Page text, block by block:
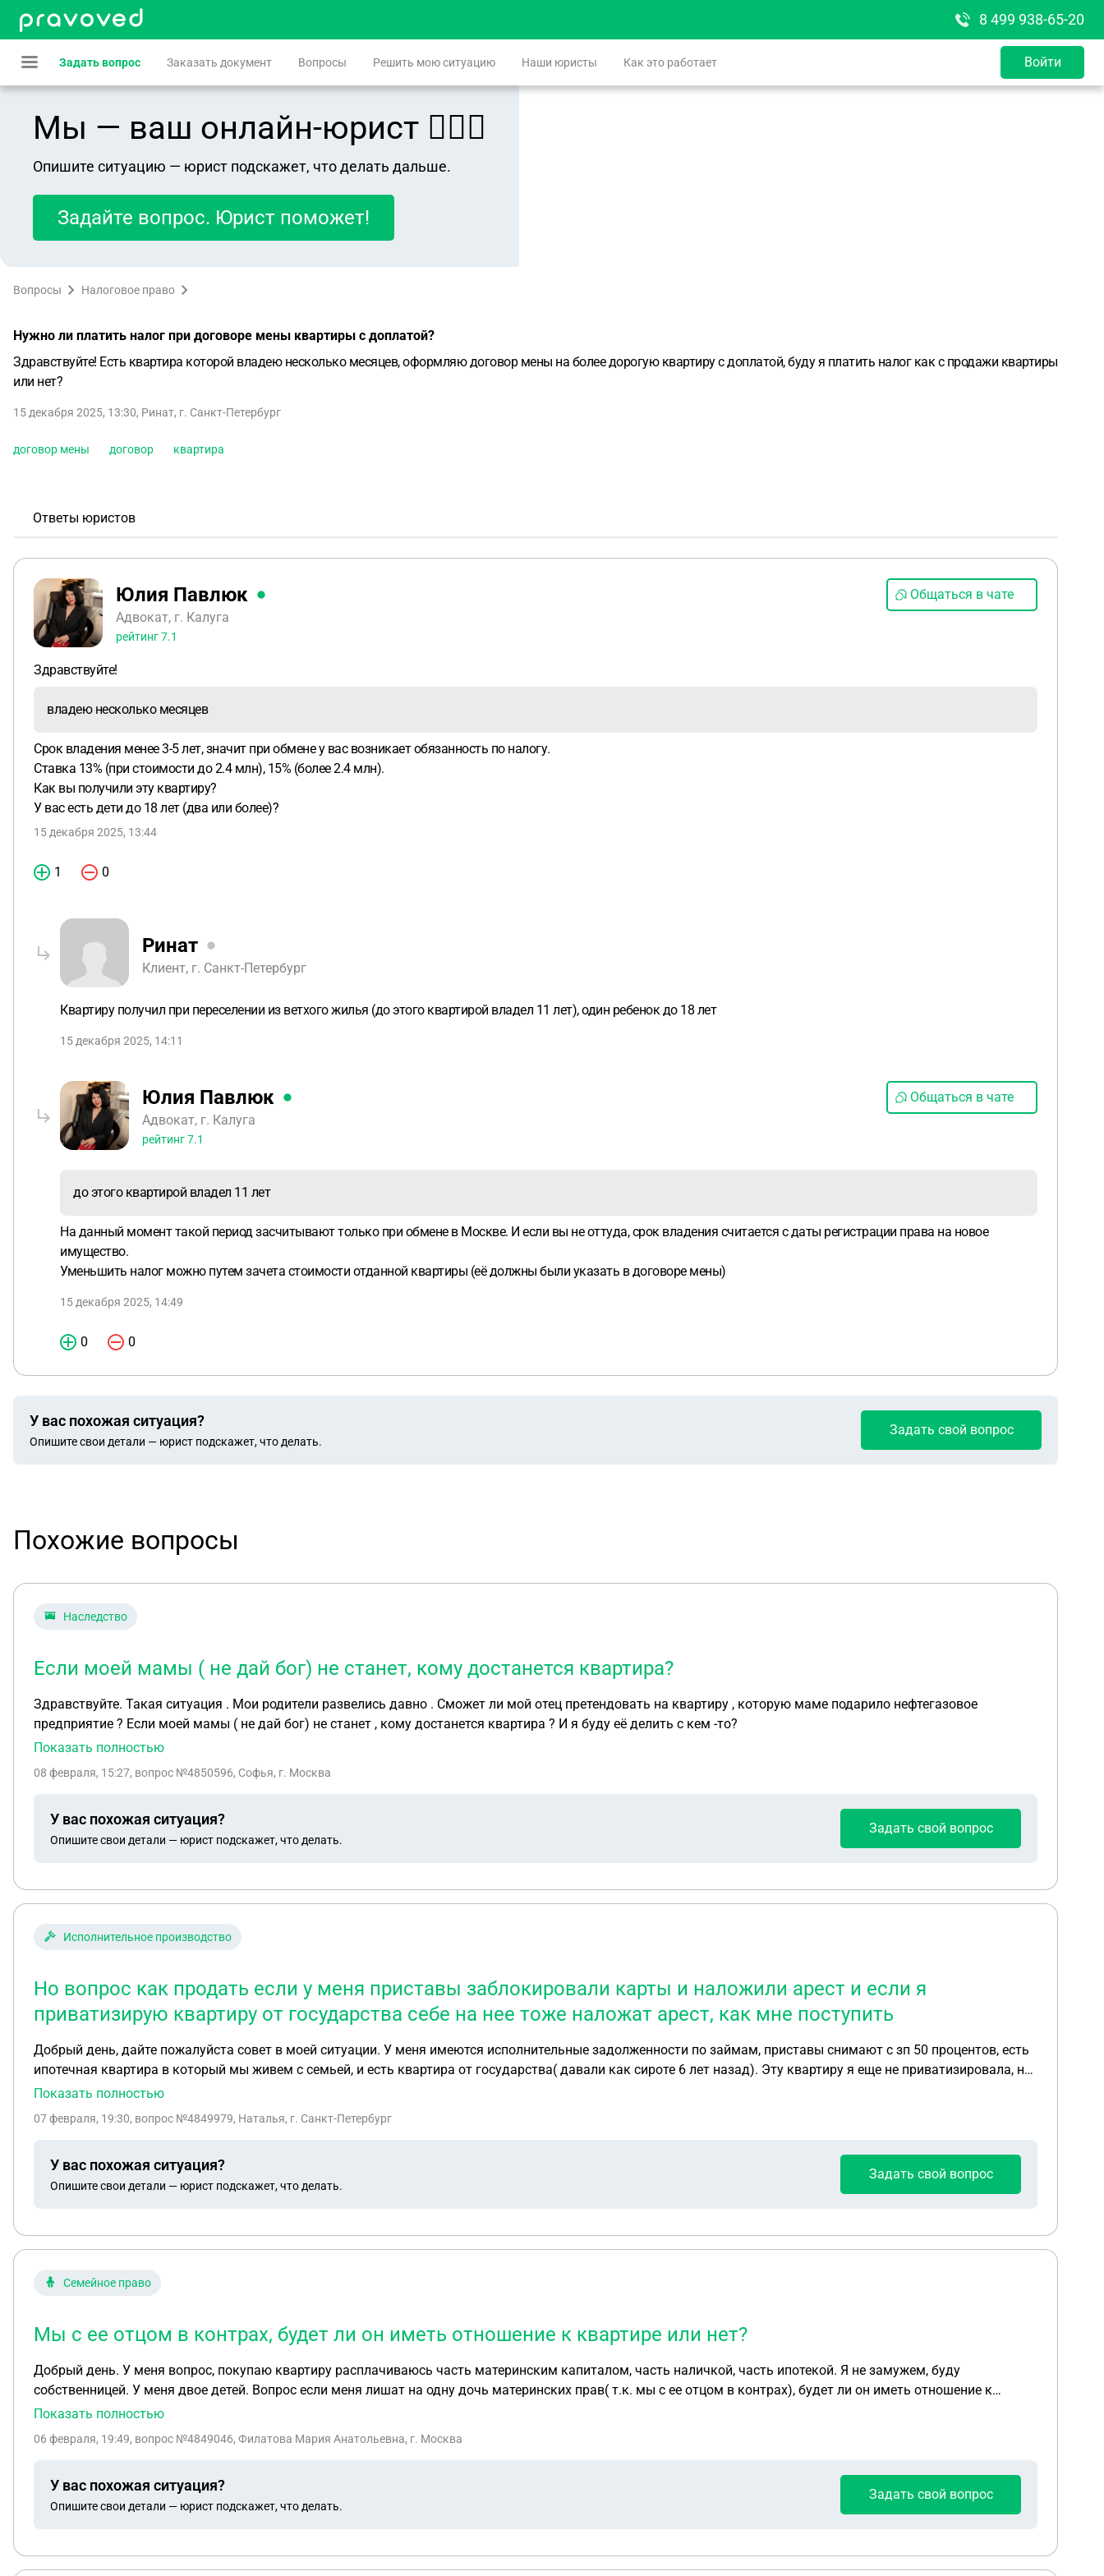
8 499 938-65-20
Задать вопрос Заказать документ Вопросы Решить мою ситуацию Наши юристы Как это работает Войти
Мы — ваш онлайн-юрист 👨🏻‍⚖️
Опишите ситуацию — юрист подскажет, что делать дальше.
Задайте вопрос. Юрист поможет!
Вопросы Налоговое право
Нужно ли платить налог при договоре мены квартиры с доплатой?
Здравствуйте! Есть квартира которой владею несколько месяцев, оформляю договор мены на более дорогую квартиру с доплатой, буду я платить налог как с продажи квартиры
или нет?
15 декабря 2025, 13:30, Ринат, г. Санкт-Петербург
договор мены договор квартира
Ответы юристов
Юлия Павлюк
Адвокат, г. Калуга
рейтинг7.1
Общаться в чате
Здравствуйте!
владею несколько месяцев
Срок владения менее 3-5 лет, значит при обмене у вас возникает обязанность по налогу.
Ставка 13% (при стоимости до 2.4 млн), 15% (более 2.4 млн).
Как вы получили эту квартиру?
У вас есть дети до 18 лет (два или более)?
15 декабря 2025, 13:44
1 0
Ринат
Клиент, г. Санкт-Петербург
Квартиру получил при переселении из ветхого жилья (до этого квартирой владел 11 лет), один ребенок до 18 лет
15 декабря 2025, 14:11
Юлия Павлюк
Адвокат, г. Калуга
рейтинг7.1
Общаться в чате
до этого квартирой владел 11 лет
На данный момент такой период засчитывают только при обмене в Москве. И если вы не оттуда, срок владения считается с даты регистрации права на новое
имущество.
Уменьшить налог можно путем зачета стоимости отданной квартиры (её должны были указать в договоре мены)
15 декабря 2025, 14:49
0 0
У вас похожая ситуация?
Опишите свои детали — юрист подскажет, что делать.
Задать свой вопрос
Похожие вопросы
Наследство
Если моей мамы ( не дай бог) не станет, кому достанется квартира?
Здравствуйте. Такая ситуация . Мои родители развелись давно . Сможет ли мой отец претендовать на квартиру , которую маме подарило нефтегазовое
предприятие ? Если моей мамы ( не дай бог) не станет , кому достанется квартира ? И я буду её делить с кем -то?
Показать полностью
08 февраля, 15:27, вопрос №4850596, Софья, г. Москва
У вас похожая ситуация?
Опишите свои детали — юрист подскажет, что делать.
Задать свой вопрос
Исполнительное производство
Но вопрос как продать если у меня приставы заблокировали карты и наложили арест и если я
приватизирую квартиру от государства себе на нее тоже наложат арест, как мне поступить
Добрый день, дайте пожалуйста совет в моей ситуации. У меня имеются исполнительные задолженности по займам, приставы снимают с зп 50 процентов, есть
ипотечная квартира в который мы живем с семьей, и есть квартира от государства( давали как сироте 6 лет назад). Эту квартиру я еще не приватизировала, но
планирую чтобы продать. Но вопрос как продать если у меня приставы заблокировали карты и наложили арест и если я приватизирую квартиру от государства
Показать полностью
07 февраля, 19:30, вопрос №4849979, Наталья, г. Санкт-Петербург
У вас похожая ситуация?
Опишите свои детали — юрист подскажет, что делать.
Задать свой вопрос
Семейное право
Мы с ее отцом в контрах, будет ли он иметь отношение к квартире или нет?
Добрый день. У меня вопрос, покупаю квартиру расплачиваюсь часть материнским капиталом, часть наличкой, часть ипотекой. Я не замужем, буду
собственницей. У меня двое детей. Вопрос если меня лишат на одну дочь материнских прав( т.к. мы с ее отцом в контрах), будет ли он иметь отношение к
квартире или нет?
Показать полностью
06 февраля, 19:49, вопрос №4849046, Филатова Мария Анатольевна, г. Москва
У вас похожая ситуация?
Опишите свои детали — юрист подскажет, что делать.
Задать свой вопрос